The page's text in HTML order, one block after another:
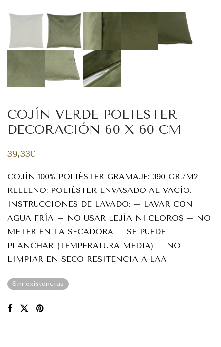
COJÍN VERDE POLIESTER
DECORACIÓN 60 X 60 CM
39,33€
COJÍN 100% POLIÉSTER GRAMAJE: 390 GR./M2
RELLENO: POLIÉSTER ENVASADO AL VACÍO.
INSTRUCCIONES DE LAVADO: – LAVAR CON
AGUA FRÍA – NO USAR LEJÍA NI CLOROS – NO
METER EN LA SECADORA – SE PUEDE
PLANCHAR (TEMPERATURA MEDIA) – NO
LIMPIAR EN SECO RESITENCIA A LAA
Sin existencias